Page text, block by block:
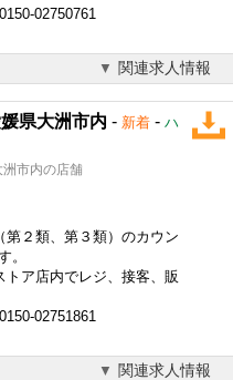
02750761
関連求人情報
県大洲市内 - 新着 - ハ
市内の店舗
２類、第３類）のカウン
。
ア店内でレジ、接客、販
02751861
関連求人情報